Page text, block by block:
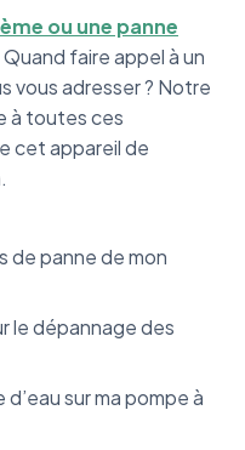
ou une panne
Quand faire appel à un
vous adresser ? Notre
à toutes ces
cet appareil de
de panne de mon
le dépannage des
sur ma pompe à